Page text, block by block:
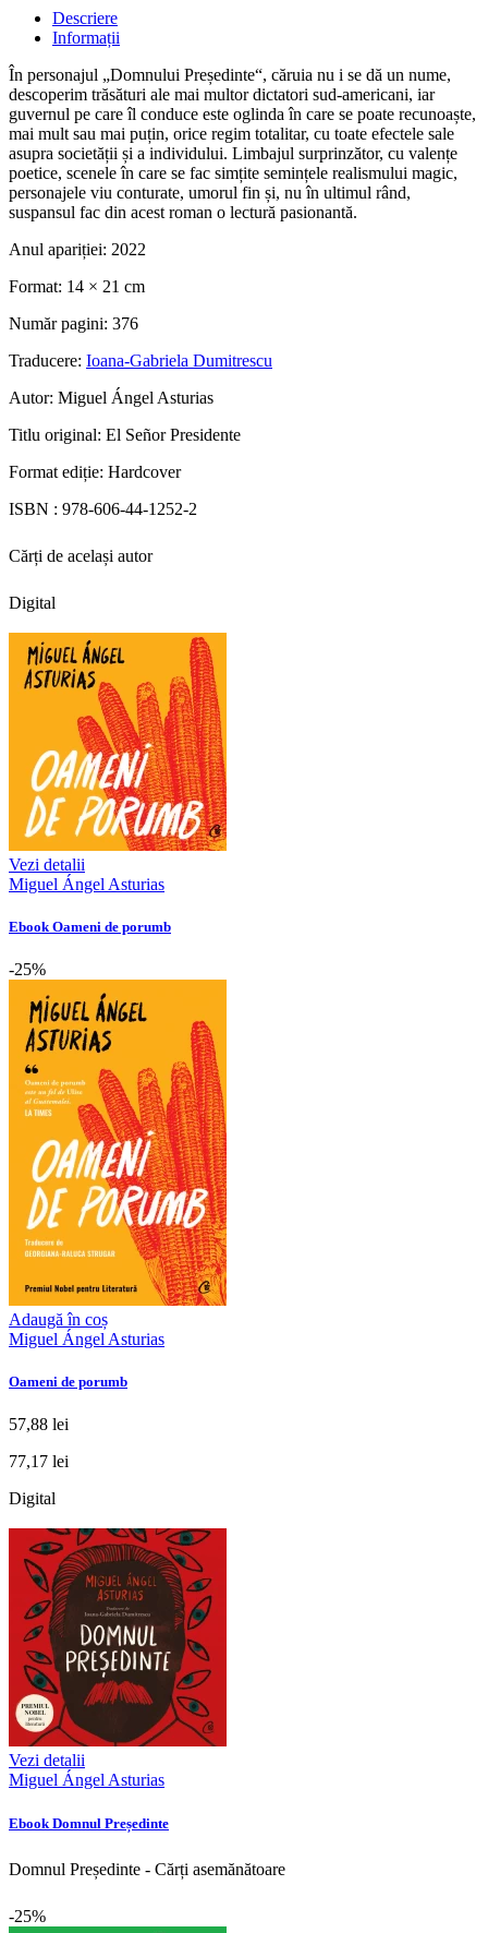
Descriere
Informații
În personajul „Domnului Președinte“, căruia nu i se dă un nume,
descoperim trăsături ale mai multor dictatori sud-americani, iar
guvernul pe care îl conduce este oglinda în care se poate recunoaște,
mai mult sau mai puțin, orice regim totalitar, cu toate efectele sale
asupra societății și a individului. Limbajul surprinzător, cu valențe
poetice, scenele în care se fac simțite semințele realismului magic,
personajele viu conturate, umorul fin și, nu în ultimul rând,
suspansul fac din acest roman o lectură pasionantă.
Anul apariției: 2022
Format: 14 × 21 cm
Număr pagini: 376
Traducere: Ioana-Gabriela Dumitrescu
Autor: Miguel Ángel Asturias
Titlu original: El Señor Presidente
Format ediție: Hardcover
ISBN : 978-606-44-1252-2
Cărți de același autor
Digital
Vezi detalii
Miguel Ángel Asturias
Ebook Oameni de porumb
-25%
Adaugă în coș
Miguel Ángel Asturias
Oameni de porumb
57,88 lei
77,17 lei
Digital
Vezi detalii
Miguel Ángel Asturias
Ebook Domnul Președinte
Domnul Președinte - Cărți asemănătoare
-25%